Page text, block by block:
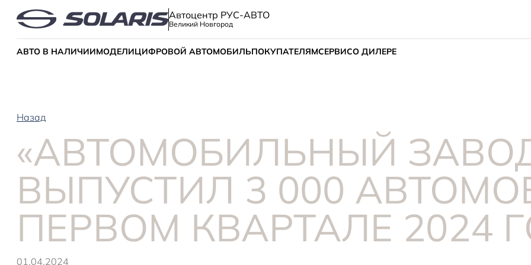
Автоцентр РУС-АВТО
Великий Новгород
АВТО В НАЛИЧИИМОДЕЛИЦИФРОВОЙ АВТОМОБИЛЬПОКУПАТЕЛЯМСЕРВИСО ДИЛЕРЕ
Назад
«АВТОМОБИЛЬНЫЙ
ВЫПУСТИЛ 3 000
ПЕРВОМ КВАРТАЛЕ 2024
01.04.2024